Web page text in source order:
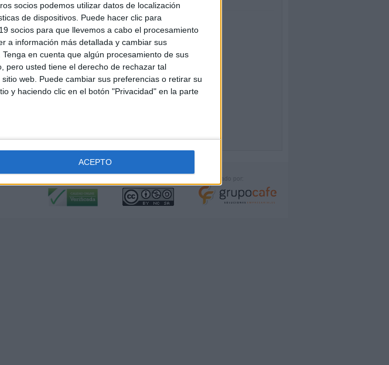
socios podemos utilizar datos de localización
de dispositivos. Puede hacer clic para
socios para que llevemos a cabo el procesamiento
a información más detallada y cambiar sus
Tenga en cuenta que algún procesamiento de sus
pero usted tiene el derecho de rechazar tal
web. Puede cambiar sus preferencias o retirar su
y haciendo clic en el botón "Privacidad" en la parte
ACEPTO
España, formato
y personajes únicos
En España, cada
cargados […]